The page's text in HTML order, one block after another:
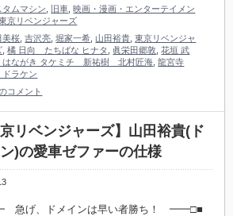
タムマシン 旧車 ,映画・漫画・エンターテイメン
京リベンジャーズ
美桜 ,吉沢亮 ,堀家一希 山田裕貴 ,東京リベンジャ
,橘 日向 たちばな ヒナタ 眞栄田郷敦 ,花垣 武
ながき タケミチ 新祐樹 北村匠海 ,龍宮寺
ラケン
コメント
京リベンジャーズ】山田裕貴(ド
)の愛車ゼファーの仕様
げ、ドメインは早い者勝ち！ ━━□■